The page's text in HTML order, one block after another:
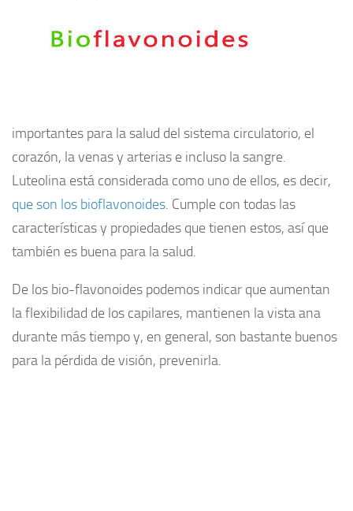
importantes para la salud del sistema circulatorio, el
corazón, la venas y arterias e incluso la sangre.
Luteolina está considerada como uno de ellos, es decir,
que son los bioflavonoides. Cumple con todas las
características y propiedades que tienen estos, así que
también es buena para la salud.
De los bio-flavonoides podemos indicar que aumentan
la flexibilidad de los capilares, mantienen la vista ana
durante más tiempo y, en general, son bastante buenos
para la pérdida de visión, prevenirla.